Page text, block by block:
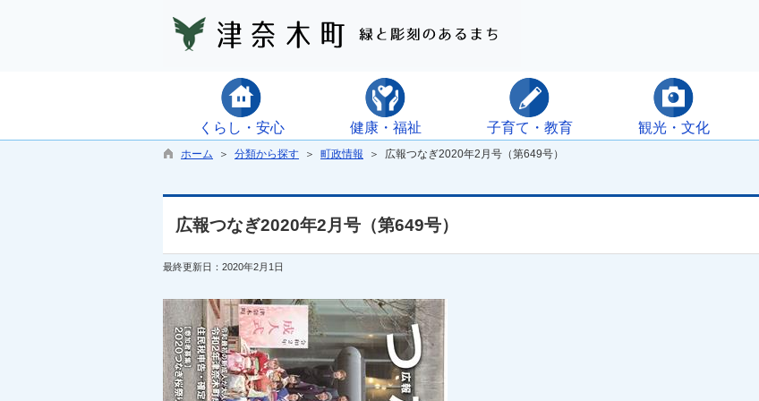
くらし・安心 健康・福祉 子育て・教育 観光・文化
ホーム ＞ 分類から探す ＞ 町政情報 ＞ 広報つなぎ2020年2月号（第649号）
広報つなぎ2020年2月号（第649号）
最終更新日：2020年2月1日